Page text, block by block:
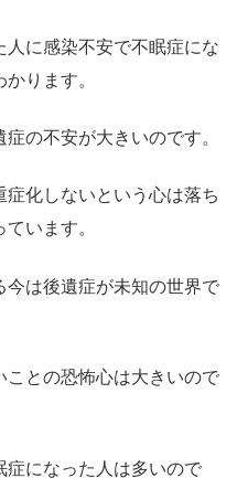
に感染不安で不眠症にな
ります。
の不安が大きいのです。
化しないという心は落ち
います。
今は後遺症が未知の世界で
との恐怖心は大きいので
症になった人は多いので